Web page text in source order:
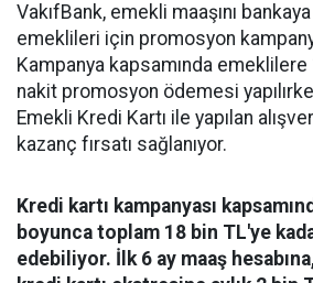
VakıfBank, emekli maaşını
emeklileri için promosyon
Kampanya kapsamında
nakit promosyon ödemesi
Emekli Kredi Kartı ile yapılan
kazanç fırsatı sağlanıyor.
Kredi kartı kampanyası
boyunca toplam 18 bin TL'ye
edebiliyor. İlk 6 ay maaş